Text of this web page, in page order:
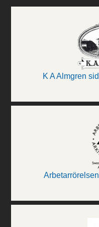
K A Almgren